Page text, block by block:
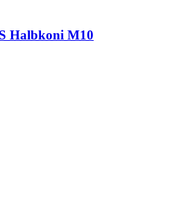
Halbkoni M10